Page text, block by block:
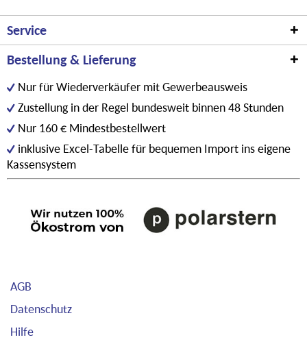
Service
Bestellung & Lieferung
Nur für Wiederverkäufer mit Gewerbeausweis
Zustellung in der Regel bundesweit binnen 48 Stunden
Nur 160 € Mindestbestellwert
inklusive Excel-Tabelle für bequemen Import ins eigene
Kassensystem
AGB
Datenschutz
Hilfe